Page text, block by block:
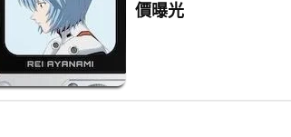
價曝光